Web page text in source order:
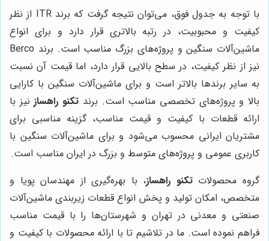
با توجه به جدول فوق، می‌توان نتیجه گرفت که برند ITR از نظر
کیفیت و محبوبیت، در رتبه بالاتری قرار دارد و برای انواع
ماشین‌آلات سنگین و پروژه‌های بزرگ مناسب است. برند Berco
نیز از نظر کیفیت، در سطح بالایی قرار دارد، اما قیمت آن نسبت
به سایر برندها بالاتر است و برای ماشین‌آلات سنگین با کارایی
بالا و پروژه‌های تخصصی مناسب است. برند تکنو راهساز نیز با
ارائه قطعات با کیفیت و قیمت مناسب، گزینه مناسبی برای
مشتریان ایرانی محسوب می‌شود و برای ماشین‌آلات سنگین با
کاربری عمومی و پروژه‌های متوسط و بزرگ در ایران مناسب است.
گروه محصولاتتکنو راهساز، با بهره‌گیری از مهندسان پویا و
متخصص، امکان تولید و پخش انواع قطعات زیربندی ماشین‌آلات
صنعتی و معدنی در تهران و شهرستان‌ها را با قیمت مناسب
فراهم نموده است. ما در تلاشیم تا با ارائه محصولات با کیفیت و